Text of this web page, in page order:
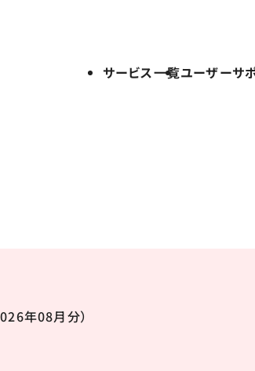
サービス一覧ユーザーサ
年08月分）